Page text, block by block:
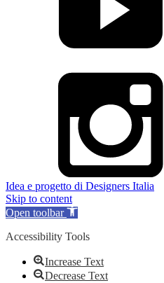
Idea e progetto di Designers Italia
Skip to content
Open toolbar
Accessibility Tools
Increase Text
Decrease Text